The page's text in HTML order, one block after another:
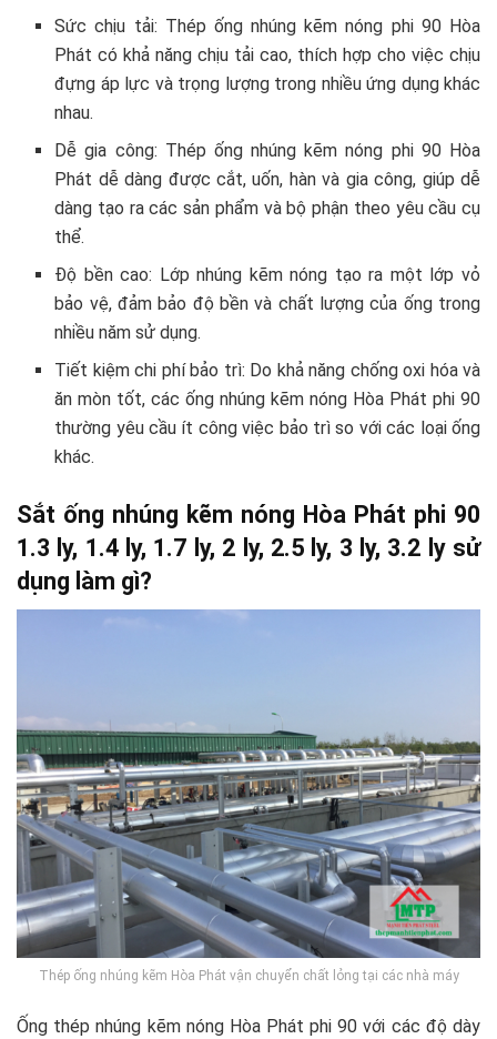
Sức chịu tải: Thép ống nhúng kẽm nóng phi 90 Hòa
Phát có khả năng chịu tải cao, thích hợp cho việc chịu
đựng áp lực và trọng lượng trong nhiều ứng dụng khác
nhau.
Dễ gia công: Thép ống nhúng kẽm nóng phi 90 Hòa
Phát dễ dàng được cắt, uốn, hàn và gia công, giúp dễ
dàng tạo ra các sản phẩm và bộ phận theo yêu cầu cụ
thể.
Độ bền cao: Lớp nhúng kẽm nóng tạo ra một lớp vỏ
bảo vệ, đảm bảo độ bền và chất lượng của ống trong
nhiều năm sử dụng.
Tiết kiệm chi phí bảo trì: Do khả năng chống oxi hóa và
ăn mòn tốt, các ống nhúng kẽm nóng Hòa Phát phi 90
thường yêu cầu ít công việc bảo trì so với các loại ống
khác.
Sắt ống nhúng kẽm nóng Hòa Phát phi 90
1.3 ly, 1.4 ly, 1.7 ly, 2 ly, 2.5 ly, 3 ly, 3.2 ly sử
dụng làm gì?
Thép ống nhúng kẽm Hòa Phát vận chuyển chất lỏng tại các nhà máy
Ống thép nhúng kẽm nóng Hòa Phát phi 90 với các độ dày